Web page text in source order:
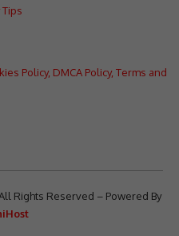
Tips
Policy, DMCA Policy, Terms and
Rights Reserved – Powered By